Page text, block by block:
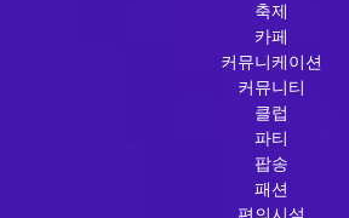
축제
카페
커뮤니케이션
커뮤니티
클럽
파티
팝송
패션